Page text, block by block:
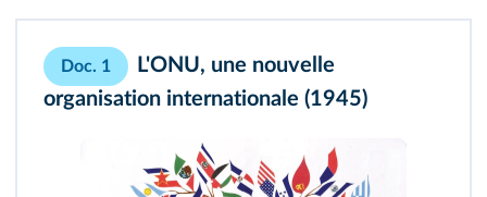
Doc. 1
L'ONU, une nouvelle
organisation internationale (1945)